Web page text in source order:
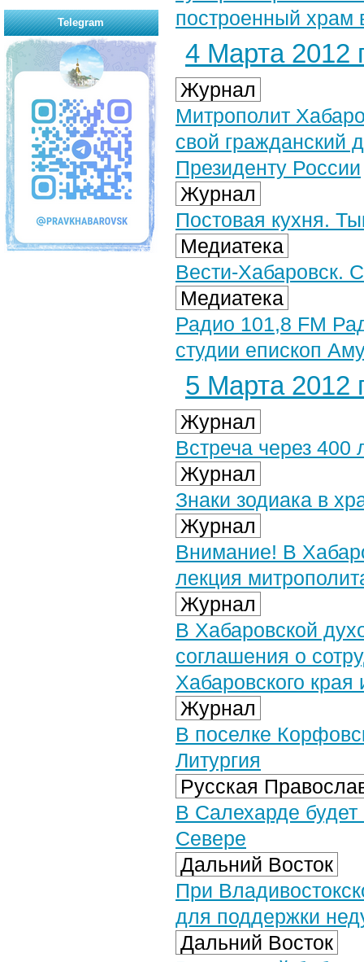
построенный храм
4 Марта 2012
Журнал
Митрополит
свой гражданский
Президенту России
Журнал
Постовая кухня.
Медиатека
Вести-Хабаровск.
Медиатека
Радио 101,8 FM
студии епископ
5 Марта 2012
Журнал
Встреча через 400
Журнал
Знаки зодиака в
Журнал
Внимание! В
лекция
Журнал
В Хабаровской
соглашения о
Хабаровского
Журнал
В поселке
Литургия
Русская
В Салехарде
Севере
Дальний Восток
При
для поддержки
Дальний Восток
Telegram